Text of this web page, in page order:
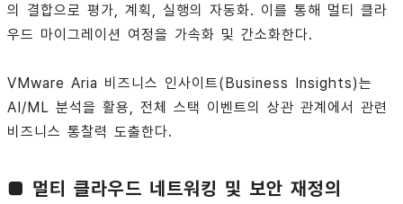
의 결합으로 평가, 계획, 실행의 자동화. 이를 통해 멀티 클라
우드 마이그레이션 여정을 가속화 및 간소화한다.
VMware Aria 비즈니스 인사이트(Business Insights)는
AI/ML 분석을 활용, 전체 스택 이벤트의 상관 관계에서 관련
비즈니스 통찰력 도출한다.
■ 멀티 클라우드 네트워킹 및 보안 재정의